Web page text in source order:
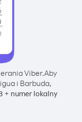
Viber.Aby
i Barbuda,
+ numer lokalny